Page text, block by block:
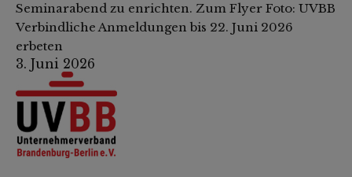
Seminarabend zu enrichten. Zum Flyer Foto: UVBB
Verbindliche Anmeldungen bis 22. Juni 2026
erbeten
3. Juni 2026